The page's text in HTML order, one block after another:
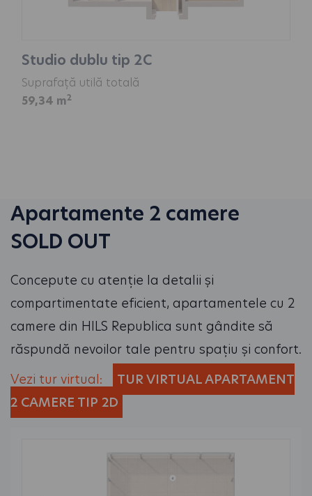
Studio dublu tip 2C
Suprafață utilă totală
59,34 m2
Apartamente 2 camere
SOLD OUT
Concepute cu atenție la detalii și
compartimentate eficient, apartamentele cu 2
camere din HILS Republica sunt gândite să
răspundă nevoilor tale pentru spațiu și confort.
Vezi tur virtual:
TUR VIRTUAL APARTAMENT
2 CAMERE TIP 2D